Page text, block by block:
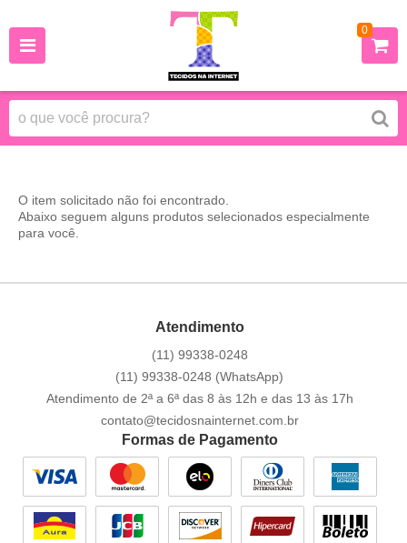
0
O item solicitado não foi encontrado.
Abaixo seguem alguns produtos selecionados especialmente
para você.
Atendimento
(11) 99338-0248
(11) 99338-0248 (WhatsApp)
Atendimento de 2ª a 6ª das 8 às 12h e das 13 às 17h
contato@tecidosnainternet.com.br
Formas de Pagamento